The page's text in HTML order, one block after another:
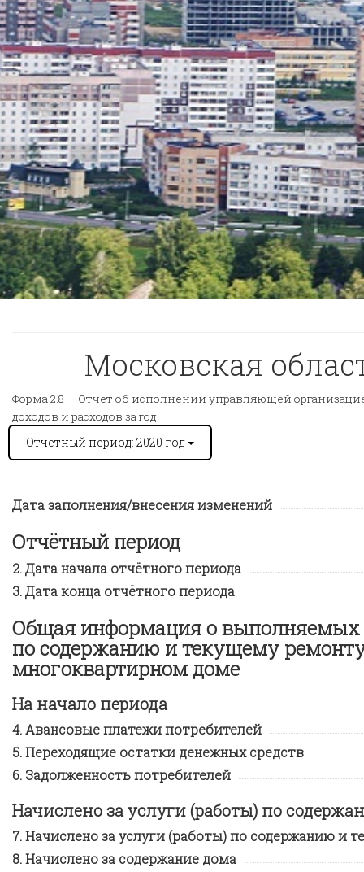
Московская
Форма 2.8 — Отчёт об исполнении управляющей
доходов и расходов за год
Отчётный период: 2020 год
Дата заполнения/внесения изменений
Отчётный период
Дата начала отчётного периода
Дата конца отчётного периода
Общая информация о выполняемых
по содержанию и текущему
многоквартирном доме
На начало периода
Авансовые платежи потребителей
Переходящие остатки денежных средств
Задолженность потребителей
Начислено за услуги (работы) по
Начислено за услуги (работы) по содержанию и
Начислено за содержание дома